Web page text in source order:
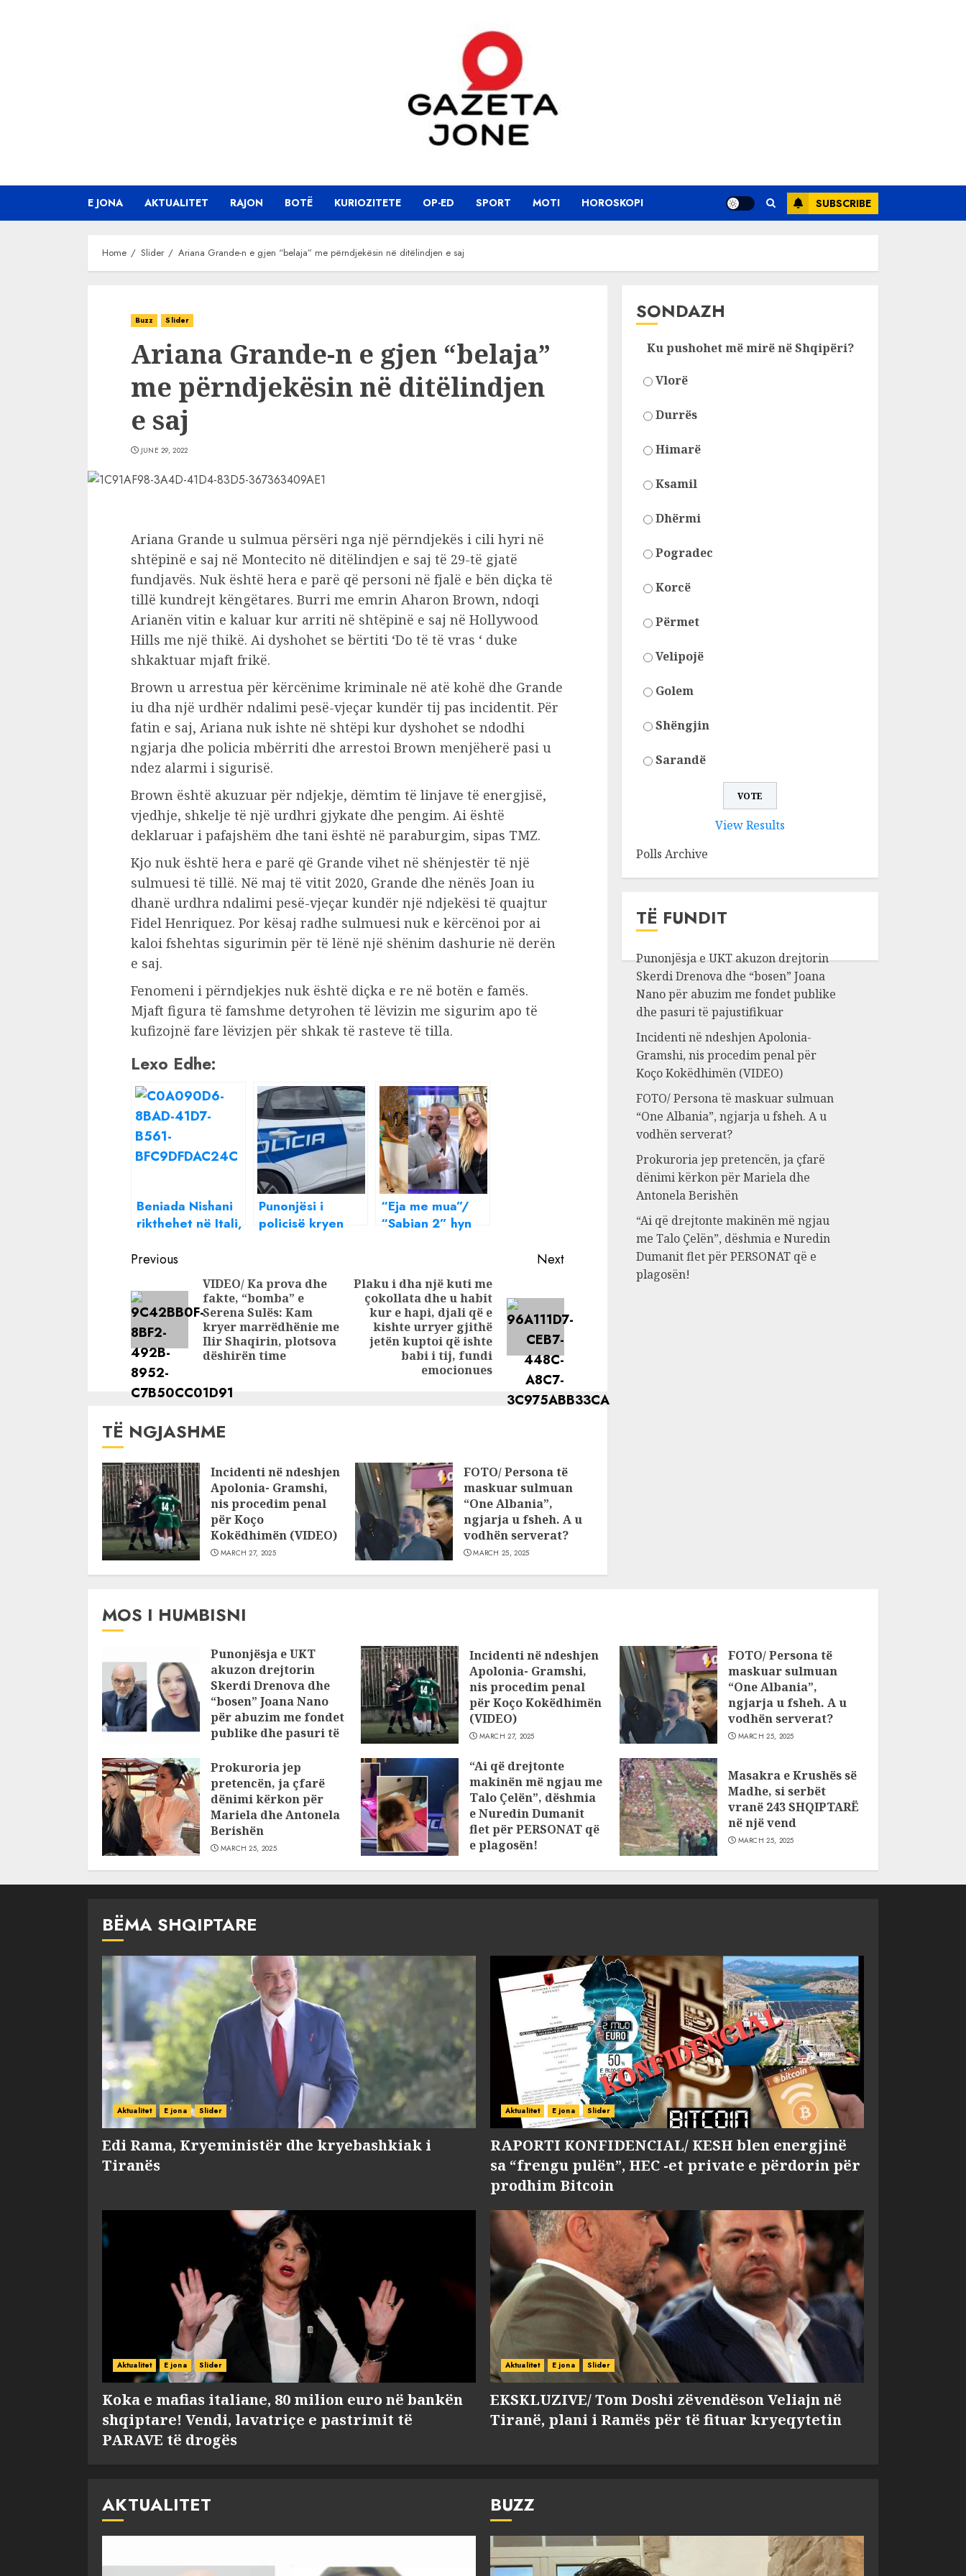
E JONA AKTUALITET RAJON BOTË KURIOZITETE OP-ED SPORT MOTI HOROSKOPI SUBSCRIBE
Home Slider Ariana Grande-n e gjen “belaja” me përndjekësin në ditëlindjen e saj
Buzz Slider
Ariana Grande-n e gjen “belaja”
me përndjekësin në ditëlindjen
e saj
JUNE 29, 2022
Ariana Grande u sulmua përsëri nga një përndjekës i cili hyri në
shtëpinë e saj në Montecito në ditëlindjen e saj të 29-të gjatë
fundjavës. Nuk është hera e parë që personi në fjalë e bën diçka të
tillë kundrejt këngëtares. Burri me emrin Aharon Brown, ndoqi
Arianën vitin e kaluar kur arriti në shtëpinë e saj në Hollywood
Hills me një thikë. Ai dyshohet se bërtiti ‘Do të të vras ‘ duke
shkaktuar mjaft frikë.
Brown u arrestua për kërcënime kriminale në atë kohë dhe Grande
iu dha një urdhër ndalimi pesë-vjeçar kundër tij pas incidentit. Për
fatin e saj, Ariana nuk ishte në shtëpi kur dyshohet se ndodhi
ngjarja dhe policia mbërriti dhe arrestoi Brown menjëherë pasi u
ndez alarmi i sigurisë.
Brown është akuzuar për ndjekje, dëmtim të linjave të energjisë,
vjedhje, shkelje të një urdhri gjykate dhe pengim. Ai është
deklaruar i pafajshëm dhe tani është në paraburgim, sipas TMZ.
Kjo nuk është hera e parë që Grande vihet në shënjestër të një
sulmuesi të tillë. Në maj të vitit 2020, Grande dhe nënës Joan iu
dhanë urdhra ndalimi pesë-vjeçar kundër një ndjekësi të quajtur
Fidel Henriquez. Por kësaj radhe sulmuesi nuk e kërcënoi por ai
kaloi fshehtas sigurimin për të lënë një shënim dashurie në derën
e saj.
Fenomeni i përndjekjes nuk është diçka e re në botën e famës.
Mjaft figura të famshme detyrohen të lëvizin me sigurim apo të
kufizojnë fare lëvizjen për shkak të rasteve të tilla.
Lexo Edhe:
Beniada Nishani
rikthehet në Itali,
me komshien e
re: Mora Policinë,
s’durova!
Punonjësi i
policisë kryen
“belaja” kur i
publikojnë
videon në rrjet
“Eja me mua”/
“Sabian 2” hyn
shqiptarja braktis
spektaklin: Mami
është…
Continue
Reading
Previous
Previous
post:
VIDEO/ Ka prova dhe
fakte, “bomba” e
Serena Sulës: Kam
kryer marrëdhënie me
Ilir Shaqirin, plotsova
dëshirën time
Next
Next
post:
Plaku i dha një kuti me
çokollata dhe u habit
kur e hapi, djali që e
kishte urryer gjithë
jetën kuptoi që ishte
babi i tij, fundi
emocionues
TË NGJASHME
Incidenti në ndeshjen
Apolonia- Gramshi,
nis procedim penal
për Koço
Kokëdhimën (VIDEO)
MARCH 27, 2025
FOTO/ Persona të
maskuar sulmuan
“One Albania”,
ngjarja u fsheh. A u
vodhën serverat?
MARCH 25, 2025
SONDAZH
Ku pushohet më mirë në Shqipëri?
Vlorë
Durrës
Himarë
Ksamil
Dhërmi
Pogradec
Korcë
Përmet
Velipojë
Golem
Shëngjin
Sarandë
View Results
Polls Archive
TË FUNDIT
Punonjësja e UKT akuzon drejtorin
Skerdi Drenova dhe “bosen” Joana
Nano për abuzim me fondet publike
dhe pasuri të pajustifikuar
Incidenti në ndeshjen Apolonia-
Gramshi, nis procedim penal për
Koço Kokëdhimën (VIDEO)
FOTO/ Persona të maskuar sulmuan
“One Albania”, ngjarja u fsheh. A u
vodhën serverat?
Prokuroria jep pretencën, ja çfarë
dënimi kërkon për Mariela dhe
Antonela Berishën
“Ai që drejtonte makinën më ngjau
me Talo Çelën”, dëshmia e Nuredin
Dumanit flet për PERSONAT që e
plagosën!
MOS I HUMBISNI
Punonjësja e UKT
akuzon drejtorin
Skerdi Drenova dhe
“bosen” Joana Nano
për abuzim me fondet
publike dhe pasuri të
JULY 24, 2025
Incidenti në ndeshjen
Apolonia- Gramshi,
nis procedim penal
për Koço Kokëdhimën
(VIDEO)
MARCH 27, 2025
FOTO/ Persona të
maskuar sulmuan
“One Albania”,
ngjarja u fsheh. A u
vodhën serverat?
MARCH 25, 2025
Prokuroria jep
pretencën, ja çfarë
dënimi kërkon për
Mariela dhe Antonela
Berishën
MARCH 25, 2025
“Ai që drejtonte
makinën më ngjau me
Talo Çelën”, dëshmia
e Nuredin Dumanit
flet për PERSONAT që
e plagosën!
Masakra e Krushës së
Madhe, si serbët
vranë 243 SHQIPTARË
në një vend
MARCH 25, 2025
BËMA SHQIPTARE
Aktualitet E jona Slider
Edi Rama, Kryeministër dhe kryebashkiak i
Tiranës
Aktualitet E jona Slider
RAPORTI KONFIDENCIAL/ KESH blen energjinë
sa “frengu pulën”, HEC -et private e përdorin për
prodhim Bitcoin
Aktualitet E jona Slider
Koka e mafias italiane, 80 milion euro në bankën
shqiptare! Vendi, lavatriçe e pastrimit të
PARAVE të drogës
Aktualitet E jona Slider
EKSKLUZIVE/ Tom Doshi zëvendëson Veliajn në
Tiranë, plani i Ramës për të fituar kryeqytetin
AKTUALITET BUZZ